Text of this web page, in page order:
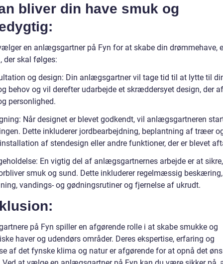
bliver din have smuk og
en anlægsgartner på Fyn for at skabe din drømmehave,
der skal følges:
og design: Din anlægsgartner vil tage tid til at lytte til
behov og vil derefter udarbejde et skræddersyet design, der
personlighed.
Når designet er blevet godkendt, vil anlægsgartneren
Dette inkluderer jordbearbejdning, beplantning af træer
af stendesign eller andre funktioner, der er blevet
En vigtig del af anlægsgartnernes arbejde er at
smuk og sund. Dette inkluderer regelmæssig beskæring,
vandings- og gødningsrutiner og fjernelse af ukrudt.
på Fyn spiller en afgørende rolle i at skabe smukke og
haver og udendørs områder. Deres ekspertise, erfaring og
af det fynske klima og natur er afgørende for at opnå det